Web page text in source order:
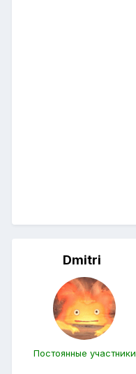
Dmitri
Постоянные участники